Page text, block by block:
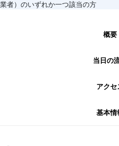
業者）のいずれか一つ該当の方
概要
当日の
アクセ
基本情